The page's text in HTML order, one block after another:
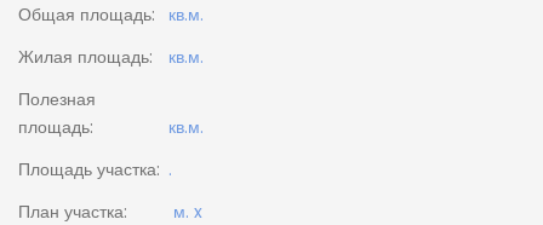
Общая площадь:
кв.м.
Жилая площадь:
кв.м.
Полезная
площадь:
кв.м.
Площадь участка: .
План участка:
м. x